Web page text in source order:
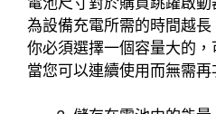
為設備充電所需的時間越
你必須選擇一個容量大的
當您可以連續使用而無需